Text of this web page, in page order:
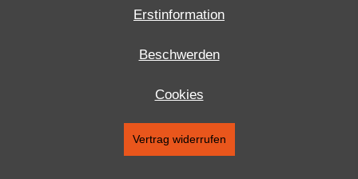
Erstinformation
Beschwerden
Cookies
Vertrag widerrufen